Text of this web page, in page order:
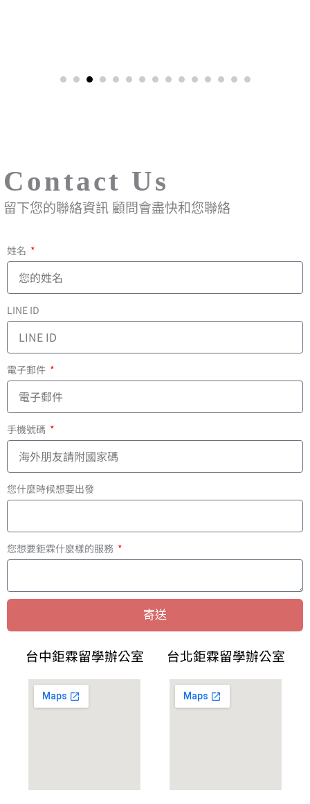
Contact Us
留下您的聯絡資訊 顧問會盡快和您聯絡
姓名
LINE ID
電子郵件
手機號碼
您什麼時候想要出發
您想要鉅霖什麼樣的服務
寄送
台中鉅霖留學辦公室 台北鉅霖留學辦公室